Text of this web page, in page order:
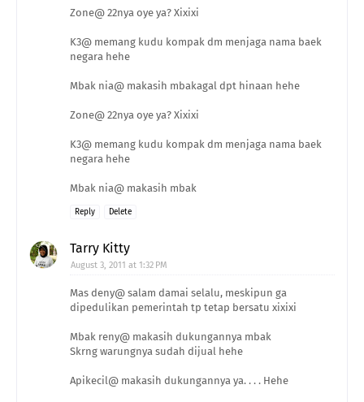
Zone@ 22nya oye ya? Xixixi
K3@ memang kudu kompak dm menjaga nama baek
negara hehe
Mbak nia@ makasih mbakagal dpt hinaan hehe
Zone@ 22nya oye ya? Xixixi
K3@ memang kudu kompak dm menjaga nama baek
negara hehe
Mbak nia@ makasih mbak
Reply Delete
Tarry Kitty
August 3, 2011 at 1:32 PM
Mas deny@ salam damai selalu, meskipun ga
dipedulikan pemerintah tp tetap bersatu xixixi
Mbak reny@ makasih dukungannya mbak
Skrng warungnya sudah dijual hehe
Apikecil@ makasih dukungannya ya. . . . Hehe